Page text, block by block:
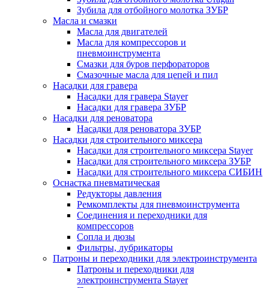
Зубила для отбойного молотка ЗУБР
Масла и смазки
Масла для двигателей
Масла для компрессоров и
пневмоинструмента
Смазки для буров перфораторов
Смазочные масла для цепей и пил
Насадки для гравера
Насадки для гравера Stayer
Насадки для гравера ЗУБР
Насадки для реноватора
Насадки для реноватора ЗУБР
Насадки для строительного миксера
Насадки для строительного миксера Stayer
Насадки для строительного миксера ЗУБР
Насадки для строительного миксера СИБИН
Оснастка пневматическая
Редукторы давления
Ремкомплекты для пневмоинструмента
Соединения и переходники для
компрессоров
Сопла и дюзы
Фильтры, лубрикаторы
Патроны и переходники для электроинструмента
Патроны и переходники для
электроинструмента Stayer